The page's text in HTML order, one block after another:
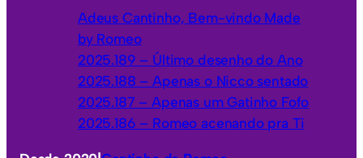
Adeus Cantinho, Bem-vindo Made
by Romeo
2025.189 – Último desenho do Ano
2025.188 – Apenas o Nicco sentado
2025.187 – Apenas um Gatinho Fofo
2025.186 – Romeo acenando pra Ti